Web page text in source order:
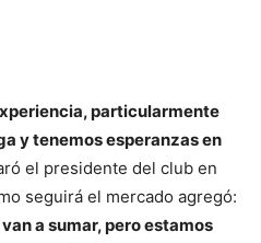
particularmente
y tenemos esperanzas en
el presidente del club en
seguirá el mercado agregó:
a sumar, pero estamos